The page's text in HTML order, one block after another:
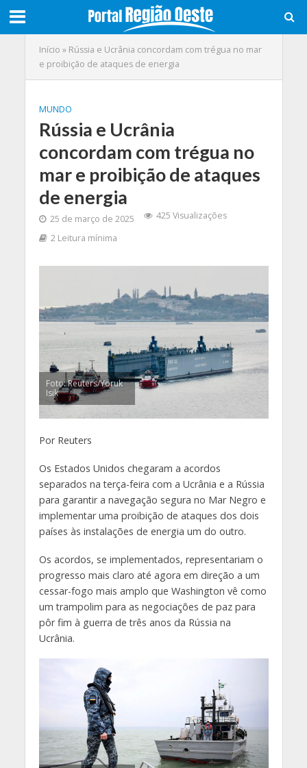
Início » Rússia e Ucrânia concordam com trégua no mar
e proibição de ataques de energia
MUNDO
Rússia e Ucrânia
concordam com trégua no
mar e proibição de ataques
de energia
25 de março de 2025
425 Visualizações
2 Leitura mínima
Foto: Reuters/Yoruk
Isik
Por Reuters
Os Estados Unidos chegaram a acordos
separados na terça-feira com a Ucrânia e a Rússia
para garantir a navegação segura no Mar Negro e
implementar uma proibição de ataques dos dois
países às instalações de energia um do outro.
Os acordos, se implementados, representariam o
progresso mais claro até agora em direção a um
cessar-fogo mais amplo que Washington vê como
um trampolim para as negociações de paz para
pôr fim à guerra de três anos da Rússia na
Ucrânia.